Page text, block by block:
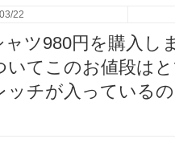
22
ャツ980円を購入し
いてこのお値段は
ッチが入っている